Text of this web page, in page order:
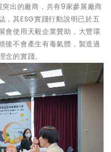
出的廠商，共有9家參展廠商
，其ESG實踐行動說明已於五
會使用天毅企業贊助，大豐環
後不會產生有毒氣體，製造過
的實踐。